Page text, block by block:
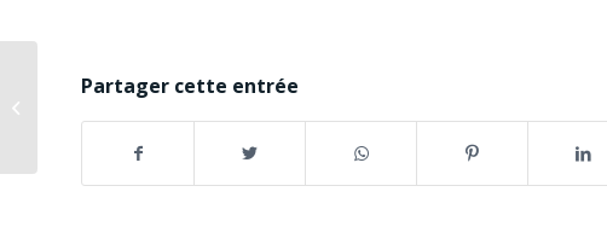
Partager cette entrée
training modules on
project cycle
management